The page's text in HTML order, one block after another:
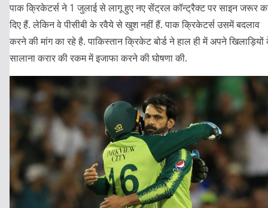
पाक क्रिकेटर्स ने 1 जुलाई से लागू हुए नए सेंट्रल कॉन्ट्रैक्ट पर साइन जरूर
दिए हैं. लेकिन वे पीसीबी के रवैये से खुश नहीं हैं. पाक क्रिकेटर्स उसमें बदलाव
करने की मांग का रहे है. पाकिस्तान क्रिकेट बोर्ड ने हाल ही में अपने
सालाना करार की रकम में इजाफा करने की घोषणा की.